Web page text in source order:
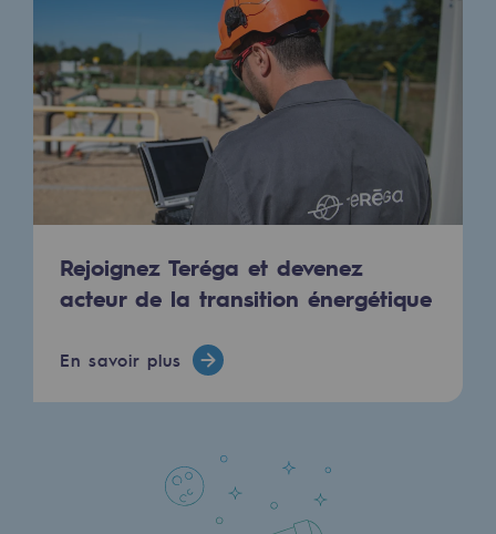
Communiqués de presse
Actualités
Documentation
Evénements
L'édito Teréga
Les actions soutenues par Teréga
Rejoignez Teréga et devenez
acteur de la transition énergétique
En savoir plus